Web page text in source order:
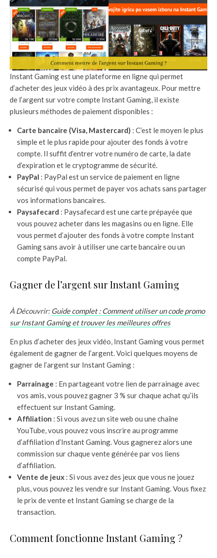
Instant Gaming est une plateforme en ligne qui permet
d’acheter des jeux vidéo à des prix avantageux. Pour mettre
de l’argent sur votre compte Instant Gaming, il existe
plusieurs méthodes de paiement disponibles :
Carte bancaire (Visa, Mastercard) : C’est le moyen le plus
simple et le plus rapide pour ajouter des fonds à votre
compte. Il suffit d’entrer votre numéro de carte, la date
d’expiration et le cryptogramme de sécurité.
PayPal : PayPal est un service de paiement en ligne
sécurisé qui vous permet de payer vos achats sans partager
vos informations bancaires.
Paysafecard : Paysafecard est une carte prépayée que
vous pouvez acheter dans les magasins ou en ligne. Elle
vous permet d’ajouter des fonds à votre compte Instant
Gaming sans avoir à utiliser une carte bancaire ou un
compte PayPal.
Gagner de l’argent sur Instant Gaming
À Découvrir:Guide complet : Comment utiliser un code promo
sur Instant Gaming et trouver les meilleures offres
En plus d’acheter des jeux vidéo, Instant Gaming vous permet
également de gagner de l’argent. Voici quelques moyens de
gagner de l’argent sur Instant Gaming :
Parrainage : En partageant votre lien de parrainage avec
vos amis, vous pouvez gagner 3 % sur chaque achat qu’ils
effectuent sur Instant Gaming.
Affiliation : Si vous avez un site web ou une chaîne
YouTube, vous pouvez vous inscrire au programme
d’affiliation d’Instant Gaming. Vous gagnerez alors une
commission sur chaque vente générée par vos liens
d’affiliation.
Vente de jeux : Si vous avez des jeux que vous ne jouez
plus, vous pouvez les vendre sur Instant Gaming. Vous fixez
le prix de vente et Instant Gaming se charge de la
transaction.
Comment fonctionne Instant Gaming ?